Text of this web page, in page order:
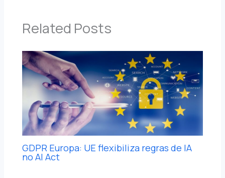
Related Posts
GDPR Europa: UE flexibiliza regras de IA
no AI Act